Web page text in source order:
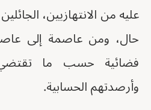
عليه من الانتهازيين،
حال، ومن عاصمة إلى
فضائية حسب ما
وأرصدتهم الحسابية.